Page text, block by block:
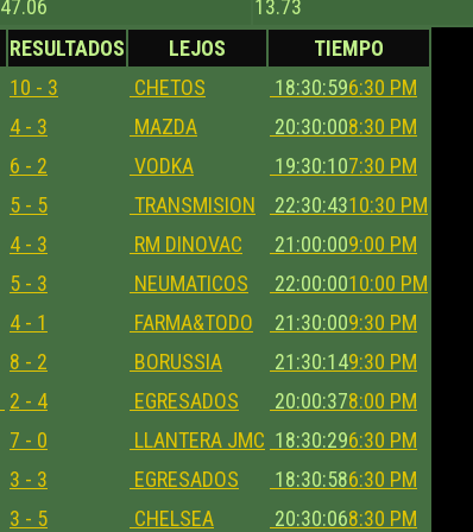
47.06 13.73
RESULTADOS LEJOS
TIEMPO
10 - 3 CHETOS 18:30:596:30 PM
4 - 3 MAZDA 20:30:008:30 PM
6 - 2 VODKA 19:30:107:30 PM
5 - 5 TRANSMISION 22:30:4310:30 PM
4 - 3 RM DINOVAC 21:00:009:00 PM
5 - 3 NEUMATICOS 22:00:0010:00 PM
4 - 1 FARMA&TODO 21:30:009:30 PM
8 - 2 BORUSSIA 21:30:149:30 PM
2 - 4 EGRESADOS 20:00:378:00 PM
7 - 0 LLANTERA JMC 18:30:296:30 PM
3 - 3 EGRESADOS 18:30:586:30 PM
3 - 5 CHELSEA 20:30:068:30 PM